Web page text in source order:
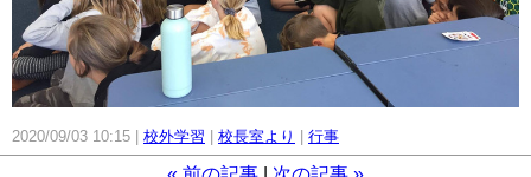
2020/09/03 10:15 校外学習 校長室より 行事